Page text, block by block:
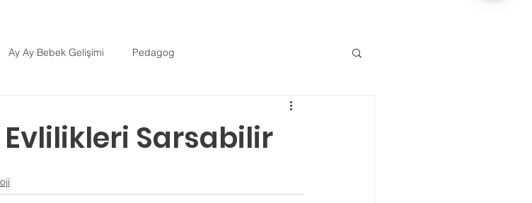
Ay Ay Bebek Gelişimi Pedagog
Evlilikleri Sarsabilir